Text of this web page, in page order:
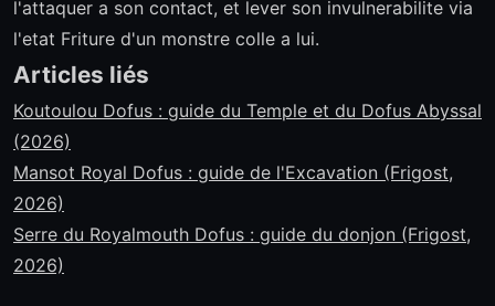
l'attaquer a son contact, et lever son invulnerabilite via
l'etat Friture d'un monstre colle a lui.
Articles liés
Koutoulou Dofus : guide du Temple et du Dofus Abyssal
(2026)
Mansot Royal Dofus : guide de l'Excavation (Frigost,
2026)
Serre du Royalmouth Dofus : guide du donjon (Frigost,
2026)